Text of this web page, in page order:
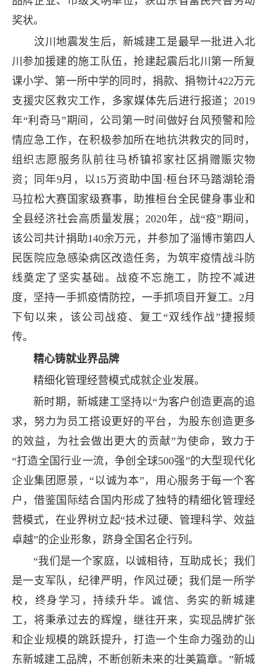
奖状。
汶川地震发生后，新城建工是最早一批进入北
川参加援建的施工队伍，抢建起震后北川第一所复
课小学、第一所中学的同时，捐款、捐物计422万元
支援灾区救灾工作，多家媒体先后进行报道；2019
年“利奇马”期间，公司第一时间做好台风预警和险
情应急工作，在积极参加所在地抗洪救灾的同时，
组织志愿服务队前往马桥镇祁家社区捐赠赈灾物
资；同年9月，以15万资助中国·桓台环马踏湖轮滑
马拉松大赛国家级赛事，助推桓台全民健身事业和
全县经济社会高质量发展；2020年，战“疫”期间，
该公司共计捐助140余万元，并参加了淄博市第四人
民医院应急感染病区改造任务，为筑牢疫情战斗防
线奠定了坚实基础。战疫不忘施工，防控不减进
度，坚持一手抓疫情防控，一手抓项目开复工。2月
下旬以来，该公司战疫、复工“双线作战”捷报频
传。
精心铸就业界品牌
精细化管理经营模式成就企业发展。
新时期，新城建工坚持以“为客户创造更高的追
求，努力为员工搭设更好的平台，为股东创造更多
的效益，为社会做出更大的贡献”为使命，致力于
“打造全国行业一流，争创全球500强”的大型现代化
企业集团愿景，“以诚为本”，用心服务于每一个客
户，借鉴国际结合国内形成了独特的精细化管理经
营模式，在业界树立起“技术过硬、管理科学、效益
卓越”的企业形象，跻身全国名企行列。
“我们是一个家庭，以诚相待，互助成长；我们
是一支军队，纪律严明，作风过硬；我们是一所学
校，终身学习，持续升华。诚信、务实的新城建
工，将秉承过去的辉煌，继往开来，实现品牌扩张
和企业规模的跳跃提升，打造一个生命力强劲的山
东新城建工品牌，不断创新未来的壮美篇章。”新城